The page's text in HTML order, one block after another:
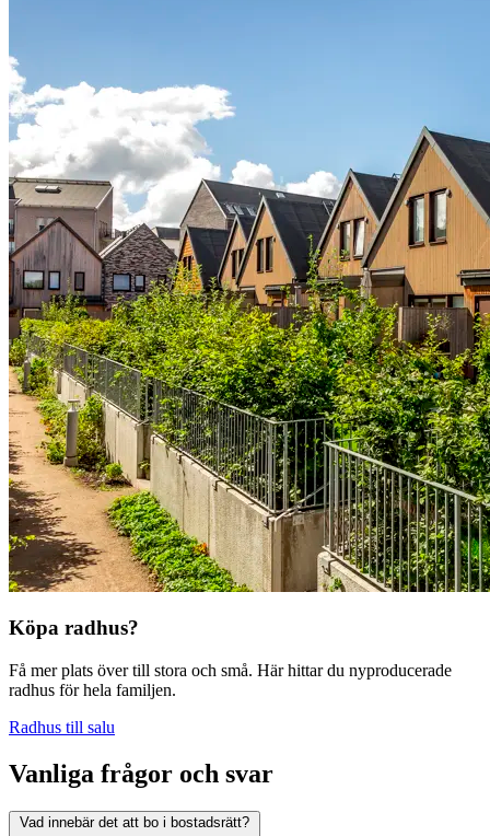
Köpa radhus?
Få mer plats över till stora och små. Här hittar du nyproducerade
radhus för hela familjen.
Radhus till salu
Vanliga frågor och svar
Vad innebär det att bo i bostadsrätt?